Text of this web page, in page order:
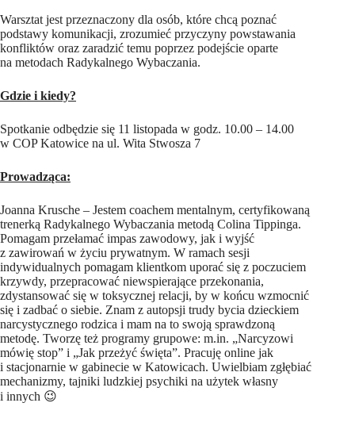
Warsztat jest przeznaczony dla osób, które chcą poznać
podstawy komunikacji, zrozumieć przyczyny powstawania
konfliktów oraz zaradzić temu poprzez podejście oparte
na metodach Radykalnego Wybaczania.
Gdzie i kiedy?
Spotkanie odbędzie się 11 listopada w godz. 10.00 – 14.00
w COP Katowice na ul. Wita Stwosza 7
Prowadząca:
Joanna Krusche – Jestem coachem mentalnym, certyfikowaną
trenerką Radykalnego Wybaczania metodą Colina Tippinga.
Pomagam przełamać impas zawodowy, jak i wyjść
z zawirowań w życiu prywatnym. W ramach sesji
indywidualnych pomagam klientkom uporać się z poczuciem
krzywdy, przepracować niewspierające przekonania,
zdystansować się w toksycznej relacji, by w końcu wzmocnić
się i zadbać o siebie. Znam z autopsji trudy bycia dzieckiem
narcystycznego rodzica i mam na to swoją sprawdzoną
metodę. Tworzę też programy grupowe: m.in. „Narcyzowi
mówię stop” i „Jak przeżyć święta”. Pracuję online jak
i stacjonarnie w gabinecie w Katowicach. Uwielbiam zgłębiać
mechanizmy, tajniki ludzkiej psychiki na użytek własny
i innych 😉